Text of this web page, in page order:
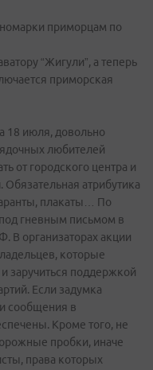
приморцам по
“Жигули”, а теперь
приморская
18 июля, довольно
любителей
от городского центра и
атрибутика
плакаты… По
гневным письмом в
В организаторах акции
которые
заручиться поддержкой
Если задумка
сообщения в
Кроме того, не
пробки, иначе
права которых